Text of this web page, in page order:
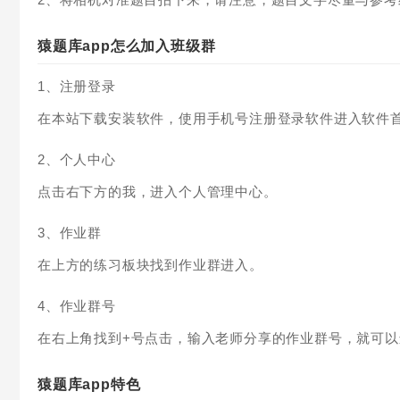
猿题库app怎么加入班级群
1、注册登录
在本站下载安装软件，使用手机号注册登录软件进入软件
2、个人中心
点击右下方的我，进入个人管理中心。
3、作业群
在上方的练习板块找到作业群进入。
4、作业群号
在右上角找到+号点击，输入老师分享的作业群号，就可以
猿题库app特色